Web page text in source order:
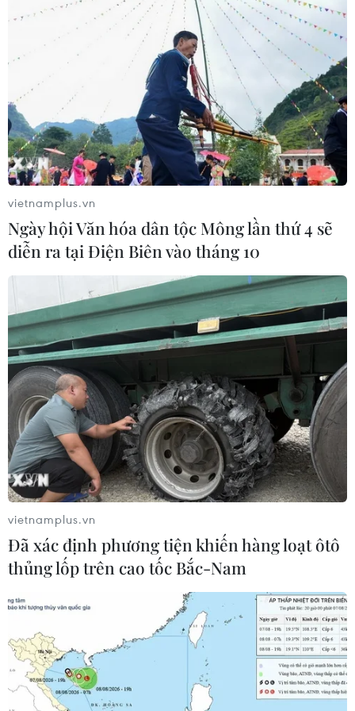
nặng./.
Thùy Giang (Vietnam+)
#Tay chân miệng #Tử vong
#Bác sỹ
Áo
Theo dõi VietnamPlus
TIN CÙNG CHUYÊN MỤC
Cuộc tìm kiếm và vá lại những 'trái
tim lỗi '
07/08/2026 04:03
vietnamplus.vn
Ngày hội Văn hóa dân tộc Mông lần thứ 4 sẽ
diễn ra tại Điện Biên vào tháng 10
vietnamplus.vn
Đã xác định phương tiện khiến hàng loạt ôtô
thủng lốp trên cao tốc Bắc-Nam